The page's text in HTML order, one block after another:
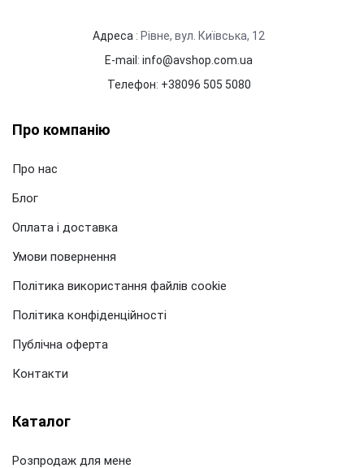
Адреса : Рівне, вул. Київська, 12
E-mail: info@avshop.com.ua
Телефон: +38096 505 5080
Про компанію
Про нас
Блог
Оплата і доставка
Умови повернення
Політика використання файлів cookie
Політика конфіденційності
Публічна оферта
Контакти
Каталог
Розпродаж для мене